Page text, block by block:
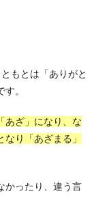
もとは「ありがと
。
あざ」になり、な
り「あざまる」
かったり、違う言